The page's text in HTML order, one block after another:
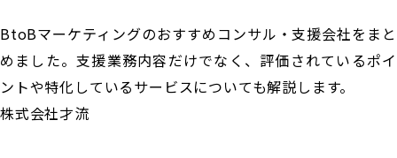
BtoBマーケティングのおすすめコンサル・支援会社をまと
めました。支援業務内容だけでなく、評価されているポイ
ントや特化しているサービスについても解説します。
株式会社才流